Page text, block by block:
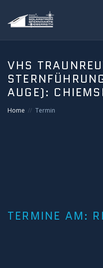
Verein
Login
VHS
UGE):
Home Termin
TERMINE AM: